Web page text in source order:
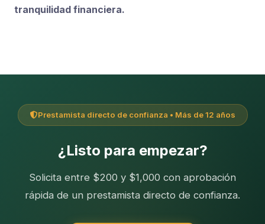
tranquilidad financiera.
Prestamista directo de confianza • Más de 12 años
¿Listo para empezar?
Solicita entre $200 y $1,000 con aprobación
rápida de un prestamista directo de confianza.